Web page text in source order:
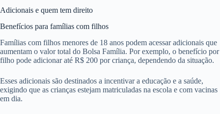
Adicionais e quem tem direito
Benefícios para famílias com filhos
Famílias com filhos menores de 18 anos podem acessar adicionais que
aumentam o valor total do Bolsa Família. Por exemplo, o benefício por
filho pode adicionar até R$ 200 por criança, dependendo da situação.
Esses adicionais são destinados a incentivar a educação e a saúde,
exigindo que as crianças estejam matriculadas na escola e com vacinas
em dia.